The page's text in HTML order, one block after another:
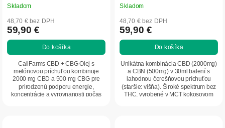
Skladom
48,70 € bez DPH
59,90 €
Do košíka
CaliFarms CBD + CBG Olej s
melónovou príchuťou kombinuje
2000 mg CBD a 500 mg CBG pre
prirodzenú podporu energie,
koncentrácie a vyrovnanosti počas
Skladom
48,70 € bez DPH
59,90 €
Do košíka
Unikátna kombinácia CBD (2000mg)
a CBN (500mg) v 30ml balení s
lahodnou čerešňovou príchuťou
(staršie: višňa). Široké spektrum bez
THC, vyrobené v MCT kokosovom